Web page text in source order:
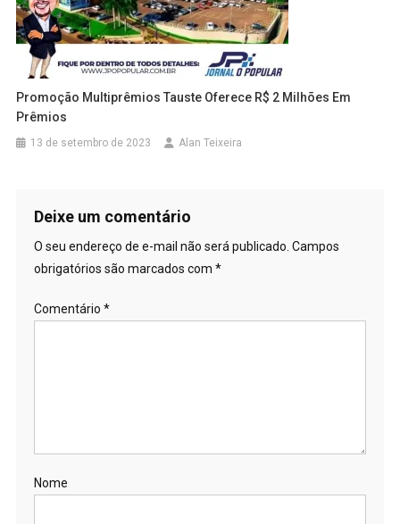
Promoção Multiprêmios Tauste Oferece R$ 2 Milhões Em
Prêmios
13 de setembro de 2023 Alan Teixeira
Deixe um comentário
O seu endereço de e-mail não será publicado. Campos
obrigatórios são marcados com *
Comentário *
Nome